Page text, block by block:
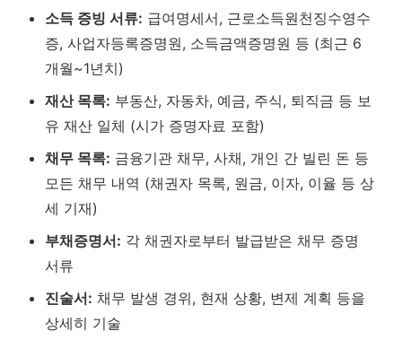
소득 증빙 서류: 급여명세서, 근로소득원천징수영수
증, 사업자등록증명원, 소득금액증명원 등 (최근 6
개월~1년치)
재산 목록: 부동산, 자동차, 예금, 주식, 퇴직금 등 보
유 재산 일체 (시가 증명자료 포함)
채무 목록: 금융기관 채무, 사채, 개인 간 빌린 돈 등
모든 채무 내역 (채권자 목록, 원금, 이자, 이율 등 상
세 기재)
부채증명서: 각 채권자로부터 발급받은 채무 증명
서류
진술서: 채무 발생 경위, 현재 상황, 변제 계획 등을
상세히 기술